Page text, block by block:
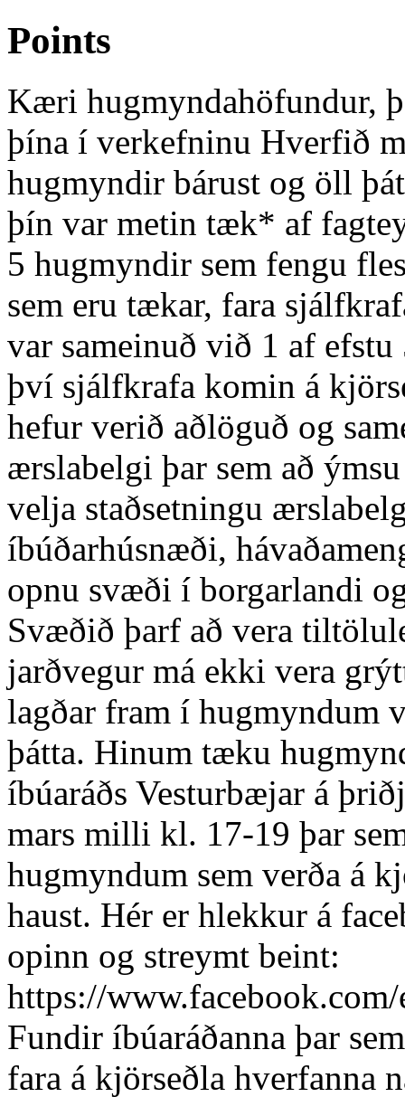
Points
Kæri hugmyndahöfundur,
þína í verkefninu Hverfið
hugmyndir bárust og öll
þín var metin tæk* af
5 hugmyndir sem fengu
sem eru tækar, fara
var sameinuð við 1 af
því sjálfkrafa komin á
hefur verið aðlöguð og
ærslabelgi þar sem að
velja staðsetningu
íbúðarhúsnæði,
opnu svæði í borgarlandi
Svæðið þarf að vera
jarðvegur má ekki vera
lagðar fram í hugmyndum
þátta. Hinum tæku
íbúaráðs Vesturbæjar á
mars milli kl. 17-19 þar
hugmyndum sem verða á
haust. Hér er hlekkur á
opinn og streymt beint:
https://
Fundir íbúaráðanna þar
fara á kjörseðla hverfanna